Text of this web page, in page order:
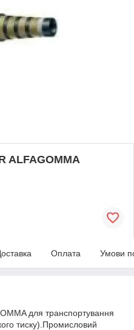
ALFAGOMMA
Оплата Умови
для транспортування
тиску).Промисловий